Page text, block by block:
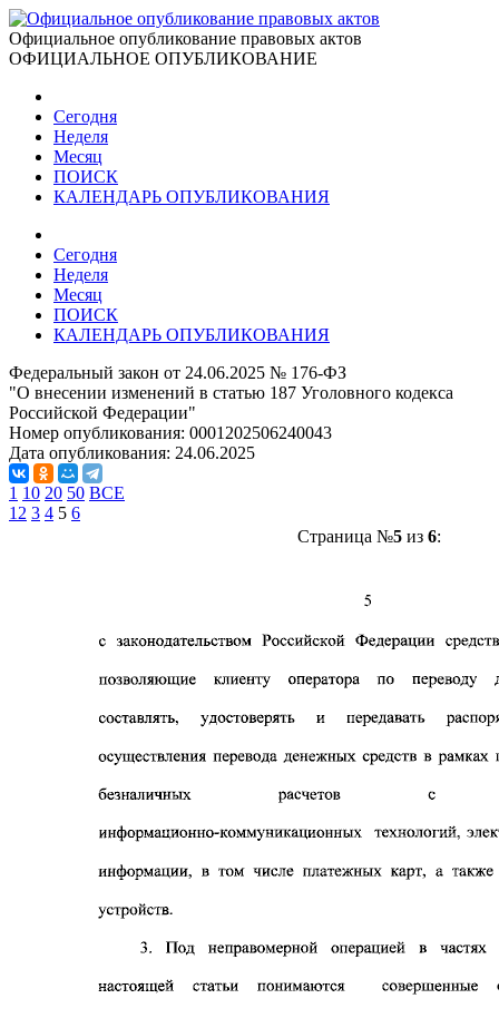
Официальное опубликование правовых актов
ОФИЦИАЛЬНОЕ ОПУБЛИКОВАНИЕ
Сегодня
Неделя
Месяц
ПОИСК
КАЛЕНДАРЬ ОПУБЛИКОВАНИЯ
Сегодня
Неделя
Месяц
ПОИСК
КАЛЕНДАРЬ ОПУБЛИКОВАНИЯ
Федеральный закон от 24.06.2025 № 176-ФЗ
"О внесении изменений в статью 187 Уголовного кодекса
Российской Федерации"
Номер опубликования: 0001202506240043
Дата опубликования: 24.06.2025
1 10 20 50 ВСЕ
1 2 3 4 5 6
Страница №5из 6: